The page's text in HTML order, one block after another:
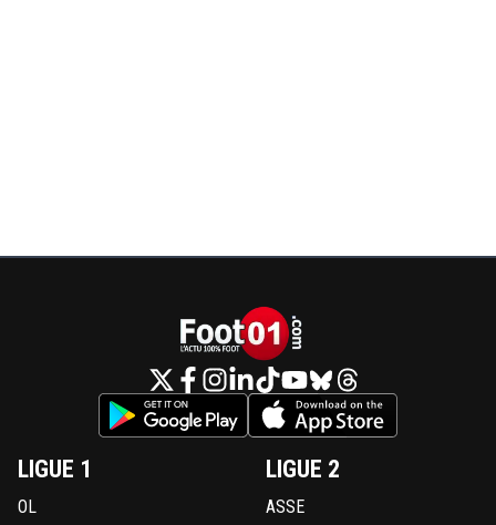
LIGUE 1
OL
LIGUE 2
ASSE